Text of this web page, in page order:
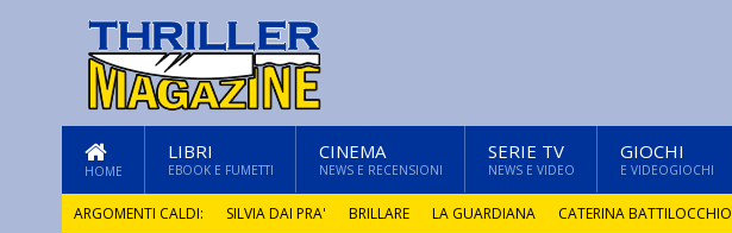
HOME
LIBRI
EBOOK E FUMETTI
CINEMA
NEWS E RECENSIONI
SERIE TV
NEWS E VIDEO
GIOCHI
E VIDEOGIOCHI
ARGOMENTI CALDI: SILVIA DAI PRA' BRILLARE LA GUARDIANA CATERINA BATTILOCCHIO